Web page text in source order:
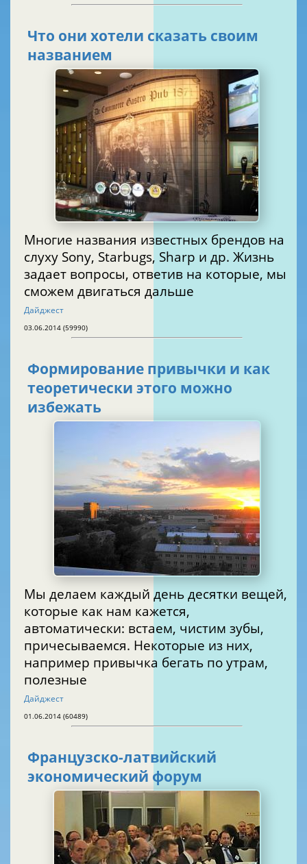
Что они хотели сказать своим
названием
Многие названия известных брендов на
слуху Sony, Starbugs, Sharp и др. Жизнь
задает вопросы, ответив на которые, мы
сможем двигаться дальше
Дайджест
03.06.2014 (59990)
Формирование привычки и как
теоретически этого можно
избежать
Мы делаем каждый день десятки вещей,
которые как нам кажется,
автоматически: встаем, чистим зубы,
причесываемся. Некоторые из них,
например привычка бегать по утрам,
полезные
Дайджест
01.06.2014 (60489)
Французско-латвийский
экономический форум